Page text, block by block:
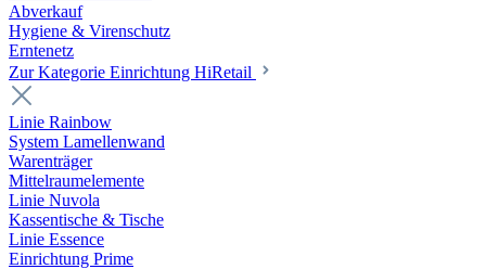
Abverkauf
Hygiene & Virenschutz
Erntenetz
Zur Kategorie Einrichtung HiRetail
Linie Rainbow
System Lamellenwand
Warenträger
Mittelraumelemente
Linie Nuvola
Kassentische & Tische
Linie Essence
Einrichtung Prime